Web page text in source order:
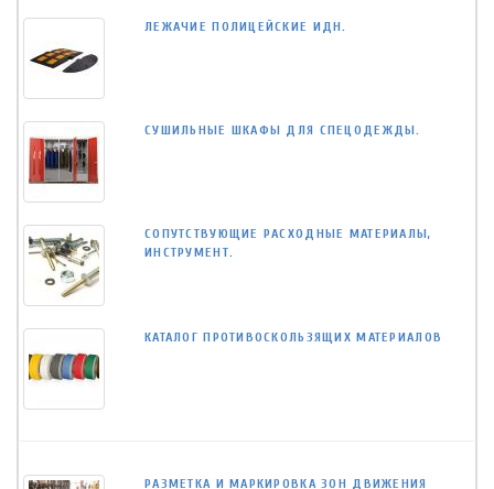
ЛЕЖАЧИЕ ПОЛИЦЕЙСКИЕ ИДН.
СУШИЛЬНЫЕ ШКАФЫ ДЛЯ СПЕЦОДЕЖДЫ.
СОПУТСТВУЮЩИЕ РАСХОДНЫЕ МАТЕРИАЛЫ,
ИНСТРУМЕНТ.
КАТАЛОГ ПРОТИВОСКОЛЬЗЯЩИХ МАТЕРИАЛОВ
РАЗМЕТКА И МАРКИРОВКА ЗОН ДВИЖЕНИЯ